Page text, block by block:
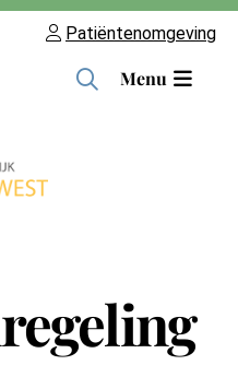
Patiëntenomgeving
H
u
Menu